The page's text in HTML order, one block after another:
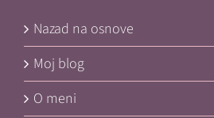
Nazad na osnove
Moj blog
O meni